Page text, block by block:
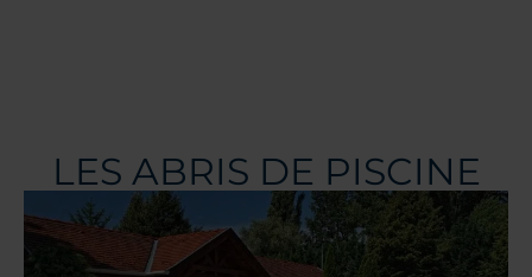
LES ABRIS DE PISCINE